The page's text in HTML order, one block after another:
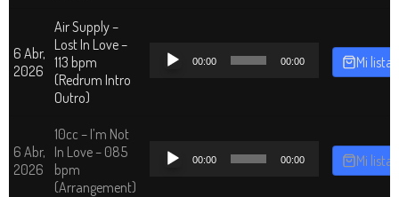
6 Abr,
2026
Air Supply –
Lost In Love –
113 bpm
(Redrum Intro
Outro)
Reproductor
00:00 00:00 Mi lista
6 Abr,
2026
10cc – I’m Not
In Love – 085
bpm
(Arrangement)
Reproductor
00:00 00:00 Mi lista